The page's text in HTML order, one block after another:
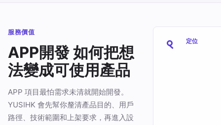
服務價值
APP開發 如何把想
法變成可使用產品
APP 項目最怕需求未清就開始開發。
YUSIHK 會先幫你釐清產品目的、用戶
路徑、技術範圍和上架要求，再進入設
定位